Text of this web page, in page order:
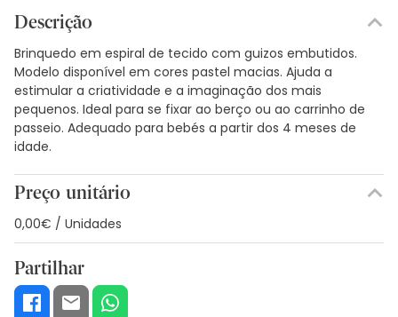
Descrição
Brinquedo em espiral de tecido com guizos embutidos.
Modelo disponível em cores pastel macias. Ajuda a
estimular a criatividade e a imaginação dos mais
pequenos. Ideal para se fixar ao berço ou ao carrinho de
passeio. Adequado para bebés a partir dos 4 meses de
idade.
Preço unitário
0,00€ / Unidades
Partilhar